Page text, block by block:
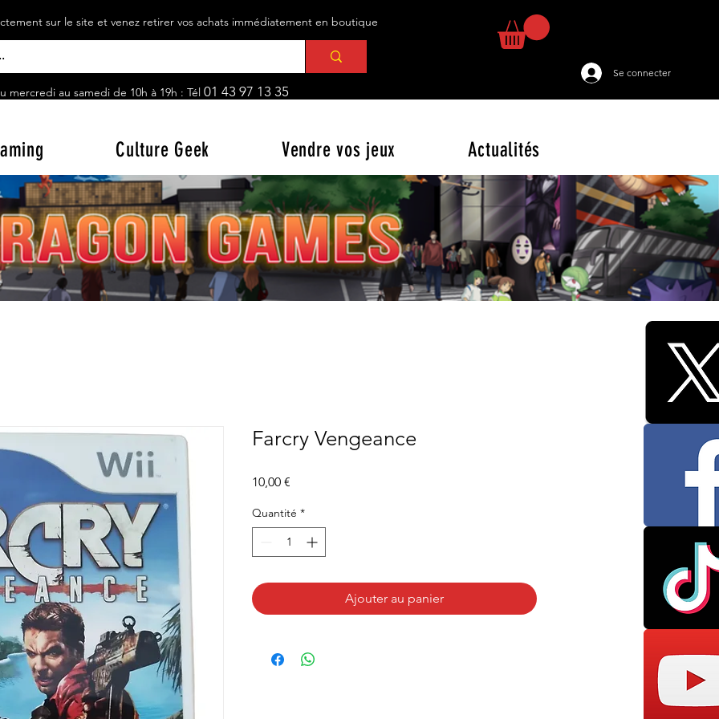
Se connecter
sur le site et venez retirer vos achats immédiatement en boutique
u mercredi au samedi de 10h à 19h : Tél 01 43 97 13 35
Farcry Vengeance
10,00 €
Quantité *
Ajouter au panier
Culture Geek Vendre vos jeux Actualités